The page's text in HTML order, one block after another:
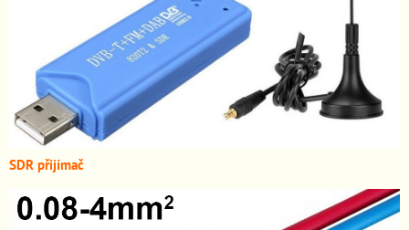
SDR přijímač